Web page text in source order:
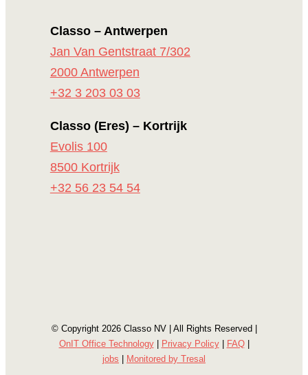
Classo – Antwerpen
Jan Van Gentstraat 7/302
2000 Antwerpen
+32 3 203 03 03
Classo (Eres) – Kortrijk
Evolis 100
8500 Kortrijk
+32 56 23 54 54
© Copyright 2026 Classo NV | All Rights Reserved |
OnIT Office Technology| Privacy Policy| FAQ|
jobs
Monitored by Tresal